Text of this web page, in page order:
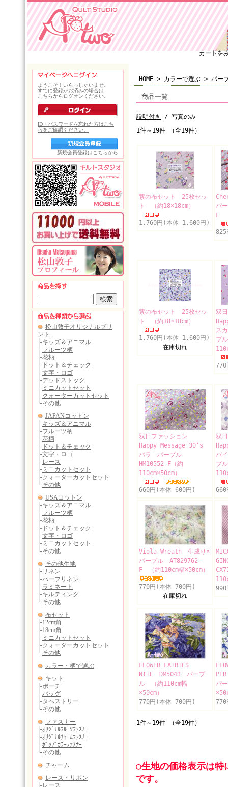
カートを
HOME > カラーで選ぶ > パー
商品一覧
説明付き
/ 写真のみ
1件～19件 （全19件）
紫の布セット 25枚セッ
ト （約18×18cm）
1,760円(本体 1,600円)
パ
F
紫の布セット 25枚セッ
ト （約18×18cm）
1,760円(本体 1,600円)
在庫切れ
双
ス
プ
双日ファッション
Happy Message 30's
バラ パープル
HM10552-F（約
110cm×50cm）
660円(本体 600円)
双
バ
プ
Viola Wreath 生成り×
パープル AT829762-
F （約110cm幅×50cm）
770円(本体 700円)
在庫切れ
FLOWER FAIRIES
NITE DM5043 パープ
ル （約110cm幅
×50cm）
770円(本体 700円)
パ
1件～19件 （全19件）
○生地の価格表示は特
です。